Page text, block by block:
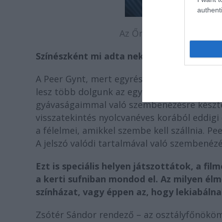
Az Őrült Nők Ketrece
Színészként mi adta neked a legtöbbet
A Peer Gynt, mert egyrészt jókor jött, a
lesz több dolgunk az egyetemen,
gyávaságaimmal való szembenézésre
visszatekintés nyolcvanéves korából
a félelmei, amikkel szembe kell szállnia.
A jelszó valódi tartalmával való
Ezt is speciális helyen játszottátok, a
a kerti sufniban mondod el. Az milyen
színházat, vagy éppen az, hogy
Zsótér Sándor rendező – az